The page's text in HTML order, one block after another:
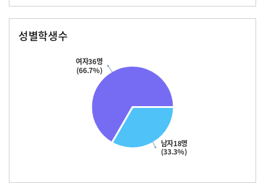
성별학생수
남자18명
(33.3%)
여자36명
(66.7%)